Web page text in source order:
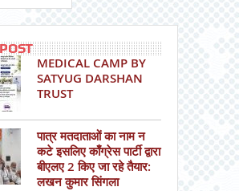
MEDICAL CAMP BY
SATYUG DARSHAN
TRUST
पात्र मतदाताओं का नाम न
कटे इसलिए काँग्रेस पार्टी द्वारा
बीएलए 2 किए जा रहे तैयार:
लखन कुमार सिंगला